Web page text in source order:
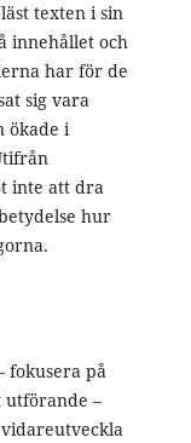
texten i sin
innehållet och
har för de
sig vara
ökade i
inte att dra
hur
fokusera på
utförande –